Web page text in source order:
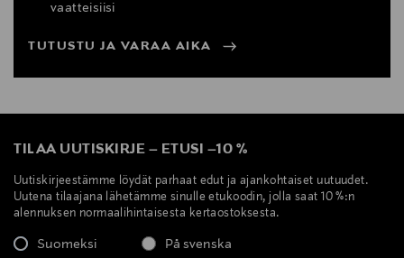
vaatteisiisi
TUTUSTU JA VARAA AIKA
TILAA UUTISKIRJE – ETUSI –10 %
Uutiskirjeestämme löydät parhaat edut ja ajankohtaiset uutuudet.
Uutena tilaajana lähetämme sinulle etukoodin, jolla saat 10 %:n
alennuksen normaalihintaisesta kertaostoksesta.
Suomeksi På svenska